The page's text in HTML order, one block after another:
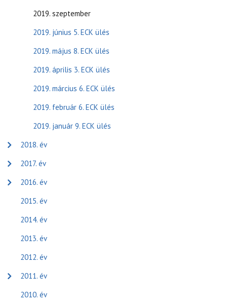
2019. szeptember
2019. június 5. ECK ülés
2019. május 8. ECK ülés
2019. április 3. ECK ülés
2019. március 6. ECK ülés
2019. február 6. ECK ülés
2019. január 9. ECK ülés
2018. év
2017. év
2016. év
2015. év
2014. év
2013. év
2012. év
2011. év
2010. év